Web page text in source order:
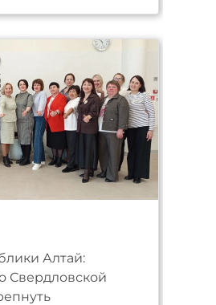
Алтай:
Свердловской